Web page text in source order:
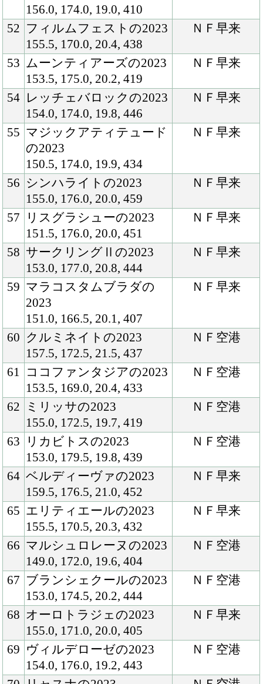
155.0, 174.0, 20.8, 450
75 クルークハイトの2023
154.5, 180.0, 20.8, 476
ＮＦ空港
ヒカルアモーレの2023
154.0, 171.0, 19.8, 422
ＮＦ早来
マルケッサの2023
153.0, 173.0, 19.0, 419
ＮＦ空港
78 スペクトロライトの2023
155.5, 176.5, 20.0, 453
ＮＦ空港
79 グリューヴァインの2023
157.0, 182.5, 20.3, 474
ＮＦ空港
ティールグリーンの2023
コルコバードの2023
162.0, 175.0, 20.5, 450
ＮＦ空港
スウィートショットの
2023
152.5, 173.0, 20.3, 434
ＮＦ空港
アドヴェントスの2023
153.5, 170.0, 19.5, 456
ＮＦ早来
84 リリカルホワイトの2023
160.5, 180.0, 21.1, 516
ＮＦ早来
85 プルメリアスターの2023
154.0, 172.0, 20.0, 448
ＮＦ空港
エールデュレーヴの2023
155.0, 172.0, 19.5, 411
87 ムーングロウの2023
153.0, 173.0, 19.0, 413
ＮＦ早来
ティンバレスの2023
157.5, 182.0, 19.2, 510
ＮＦ空港
レオパルディナの2023
157.0, 170.0, 20.0, 451
ＮＦ早来
90 外)レディオブパーシャの
2023
151.0, 175.0, 20.0, 441
91 ヴォーセルの2023
155.0, 175.0, 19.8, 434
92 エトワールⅢの2023
156.0, 176.5, 19.9, 476
ＮＦ空港
ジルズパレスの2023
155.0, 172.0, 20.8, 435
ＮＦ空港
94 ペニーウェディングの
2023
153.0, 172.5, 20.5, 441
ＮＦ空港
95 バイラオーラの2023
148.5, 171.0, 18.6, 430
ＮＦ空港
96 シシリアンブリーズの
2023
153.0, 169.0, 19.4, 400
ＮＦ空港
97 レディデラウェアの2023
155.0, 182.5, 21.5, 479
現在は週２～
ハロン１４～
１７秒のキャ
い、それ以外